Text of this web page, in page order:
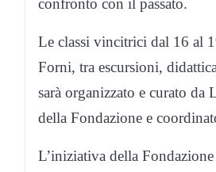
confronto con il passato.
Le classi vincitrici dal 16 al
Forni, tra escursioni,
sarà organizzato e curato
della Fondazione e
L’iniziativa della